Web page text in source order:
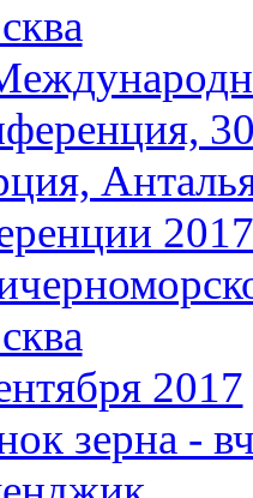
2017
2017
зерна -